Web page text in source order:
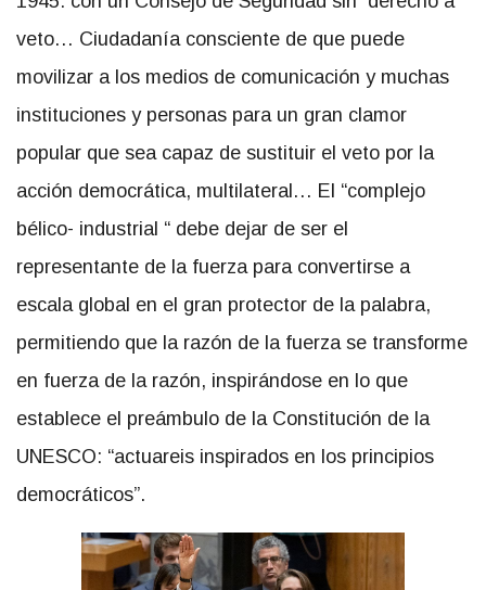
veto… Ciudadanía consciente de que puede
movilizar a los medios de comunicación y muchas
instituciones y personas para un gran clamor
popular que sea capaz de sustituir el veto por la
acción democrática, multilateral… El “complejo
bélico- industrial “ debe dejar de ser el
representante de la fuerza para convertirse a
escala global en el gran protector de la palabra,
permitiendo que la razón de la fuerza se transforme
en fuerza de la razón, inspirándose en lo que
establece el preámbulo de la Constitución de la
UNESCO: “actuareis inspirados en los principios
democráticos”.